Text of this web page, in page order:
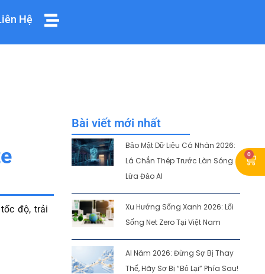
Hệ
độ, trải
Bài viết mới nhất
Bảo Mật Dữ Liệu Cá Nhân 2026:
Lá Chắn Thép Trước Làn Sóng
Lừa Đảo AI
Xu Hướng Sống Xanh 2026: Lối
Sống Net Zero Tại Việt Nam
AI Năm 2026: Đừng Sợ Bị Thay
Thế, Hãy Sợ Bị “Bỏ Lại” Phía Sau!
0